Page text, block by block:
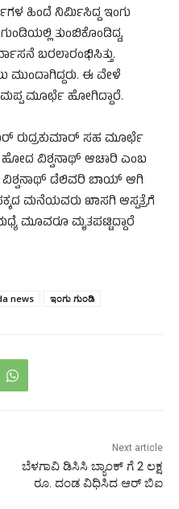
ಹಿಂದೆ ನಿರ್ಮಿಸಿದ್ದ ಇಂಗು
ತುಂಬಿಕೊಂಡಿದ್ದ,
ಬರಲಾರಂಭಿಸಿತ್ತು.
ಈ ವೇಳೆ
ಮೂರ್ಛೆ ಹೋಗಿದ್ದಾರೆ.
ರುದ್ರಕುಮಾರ್​​ ಸಹ ಮೂರ್ಛೆ
ಹೋದ ವಿಶ್ವನಾಥ್ ಆಚಾರಿ ಎಂಬ
ಡೆಲಿವರಿ ಬಾಯ್​ ಆಗಿ
ಮನೆಯವರು ಖಾಸಗಿ ಆಸ್ಪತ್ರೆಗೆ
ಮೂವರೂ ಮೃತಪಟ್ಟಿದ್ದಾರೆ
news ಇಂಗು ಗುಂಡಿ
Next article
ಬೆಳಗಾವಿ ಡಿಸಿಸಿ ಬ್ಯಾಂಕ್‌ ಗೆ 2 ಲಕ್ಷ
ರೂ. ದಂಡ ವಿಧಿಸಿದ ಆರ್‌ ಬಿಐ